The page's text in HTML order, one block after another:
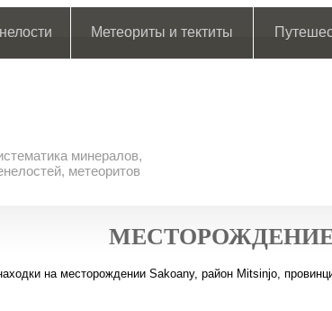
Метеориты и тектиты
минералов,
метеоритов
МЕСТОРОЖДЕНИЕ
на месторождении Sakoany, район Mitsinjo,